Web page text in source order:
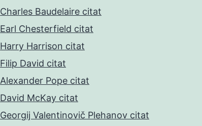
Charles Baudelaire citat
Earl Chesterfield citat
Harry Harrison citat
Filip David citat
Alexander Pope citat
David McKay citat
Georgij Valentinovič Plehanov citat